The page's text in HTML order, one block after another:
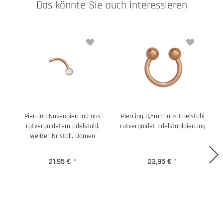
Das könnte Sie auch interessieren
Piercing Nasenpiercing aus
rotvergoldetem Edelstahl,
weißer Kristall, Damen
21,95 € *
Piercing 8,5mm aus Edelstahl
rotvergoldet Edelstahlpiercing
23,95 € *